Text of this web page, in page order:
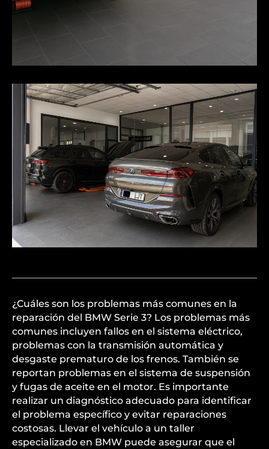
¿Cuáles son los problemas más comunes en la
reparación del BMW Serie 3? Los problemas más
comunes incluyen fallos en el sistema eléctrico,
problemas con la transmisión automática y
desgaste prematuro de los frenos. También se
reportan problemas en el sistema de suspensión
y fugas de aceite en el motor. Es importante
realizar un diagnóstico adecuado para identificar
el problema específico y evitar reparaciones
costosas. Llevar el vehículo a un taller
especializado en BMW puede asegurar que el